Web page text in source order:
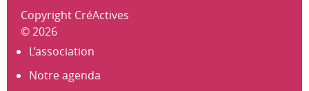
Copyright CréActives
© 2026
L’association
Notre agenda